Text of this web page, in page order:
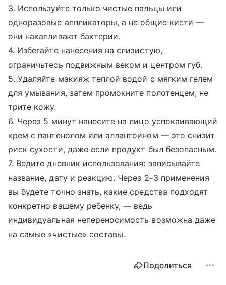
3. Используйте только чистые пальцы или
одноразовые аппликаторы, а не общие кисти —
они накапливают бактерии.
4. Избегайте нанесения на слизистую,
ограничьтесь подвижным веком и центром губ.
5. Удаляйте макияж теплой водой с мягким гелем
для умывания, затем промокните полотенцем, не
трите кожу.
6. Через 5 минут нанесите на лицо успокаивающий
крем с пантенолом или аллантоином — это снизит
риск сухости, даже если продукт был безопасным.
7. Ведите дневник использования: записывайте
название, дату и реакцию. Через 2–3 применения
вы будете точно знать, какие средства подходят
конкретно вашему ребенку, — ведь
индивидуальная непереносимость возможна даже
на самые «чистые» составы.
Поделиться